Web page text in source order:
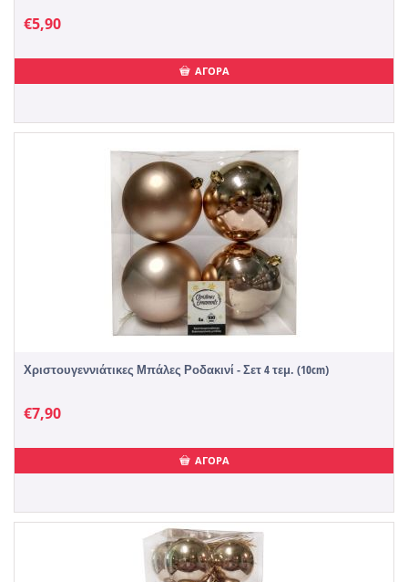
€5,90
ΑΓΟΡΑ
Χριστουγεννιάτικες Μπάλες Ροδακινί - Σετ 4 τεμ. (10cm)
€7,90
ΑΓΟΡΑ